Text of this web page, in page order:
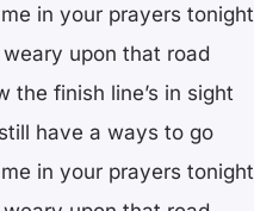
in your prayers tonight
weary upon that road
the finish line’s in sight
have a ways to go
in your prayers tonight